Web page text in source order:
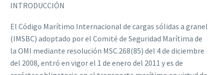
INTRODUCCIÓN
El Código Marítimo Internacional de cargas sólidas a granel
(IMSBC) adoptado por el Comité de Seguridad Marítima de
la OMI mediante resolución MSC.268(85) del 4 de diciembre
del 2008, entró en vigor el 1 de enero del 2011 y es de